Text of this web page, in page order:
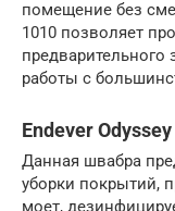
помещение без
1010 позволяет
предварительного
работы с
Endever Odyssey
Данная швабра
уборки покрытий,
моет,